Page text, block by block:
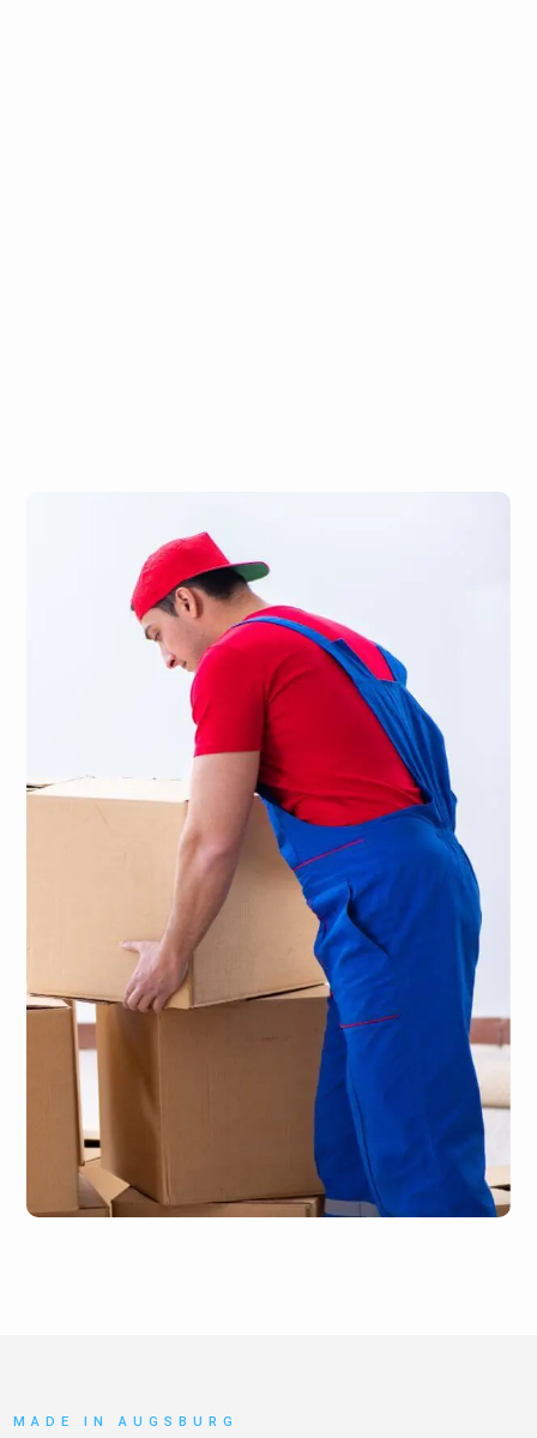
MADE IN AUGSBURG